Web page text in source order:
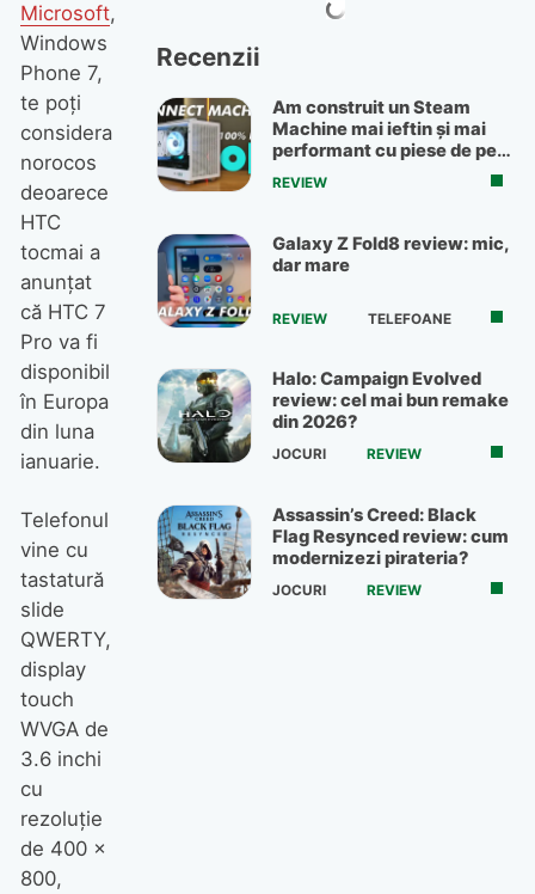
Microsoft,
Windows
Phone 7,
te poți
considera
norocos
deoarece
HTC
tocmai a
anunțat
că HTC 7
Pro va fi
disponibil
în Europa
din luna
ianuarie.
Telefonul
vine cu
tastatură
slide
QWERTY,
display
touch
WVGA de
3.6 inchi
cu
rezoluție
de 400 x
800,
Recenzii
Am construit un Steam
Machine mai ieftin și mai
performant cu piese de pe
OLX
REVIEW
Galaxy Z Fold8 review: mic,
dar mare
REVIEW TELEFOANE
Halo: Campaign Evolved
review: cel mai bun remake
din 2026?
JOCURI REVIEW
Assassin’s Creed: Black
Flag Resynced review: cum
modernizezi pirateria?
JOCURI REVIEW